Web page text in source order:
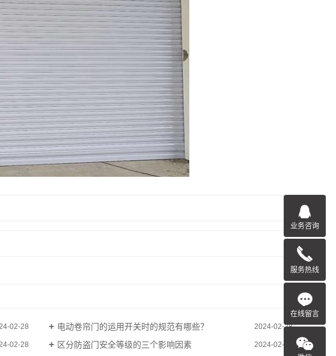
02-28 电动卷帘门的运用开关时的规范有哪些？ 2024-02-28
02-28 区分防盗门安全等级的三个影响因素 2024-02-28
业务咨询
服务热线
在线留言